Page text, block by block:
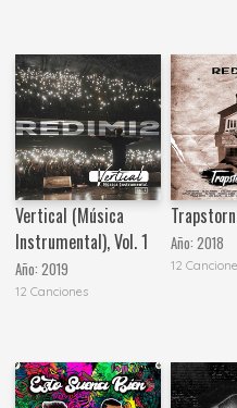
Vertical (Música
Instrumental), Vol. 1
Año:2019
12 Canciones
Año: 2018
12